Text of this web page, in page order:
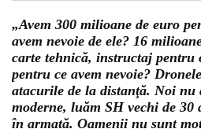
„Avem 300 milioane de euro
avem nevoie de ele? 16
carte tehnică, instructaj
pentru ce avem nevoie?
atacurile de la distanţă. Noi nu
moderne, luăm SH vechi de 30
în armată. Oamenii nu sunt